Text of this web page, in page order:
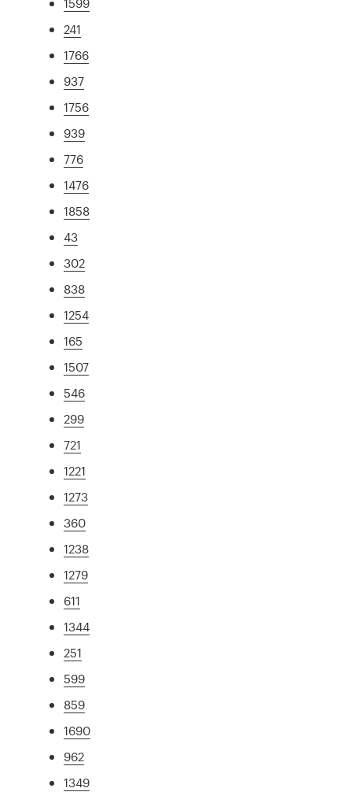
241
1766
937
1756
939
776
1476
1858
43
302
838
1254
165
1507
546
299
721
1221
1273
360
1238
1279
611
1344
251
599
859
1690
962
1349